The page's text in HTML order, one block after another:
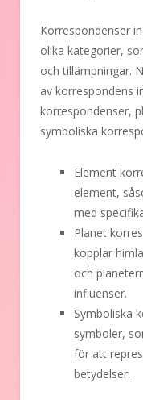
Korrespondenser
olika kategorier,
och tillämpningar.
av korrespondens
korrespondenser,
symboliska
Element
element,
med
Planet
kopplar
och
influenser.
Symboliska
symboler,
för att
betydelser.